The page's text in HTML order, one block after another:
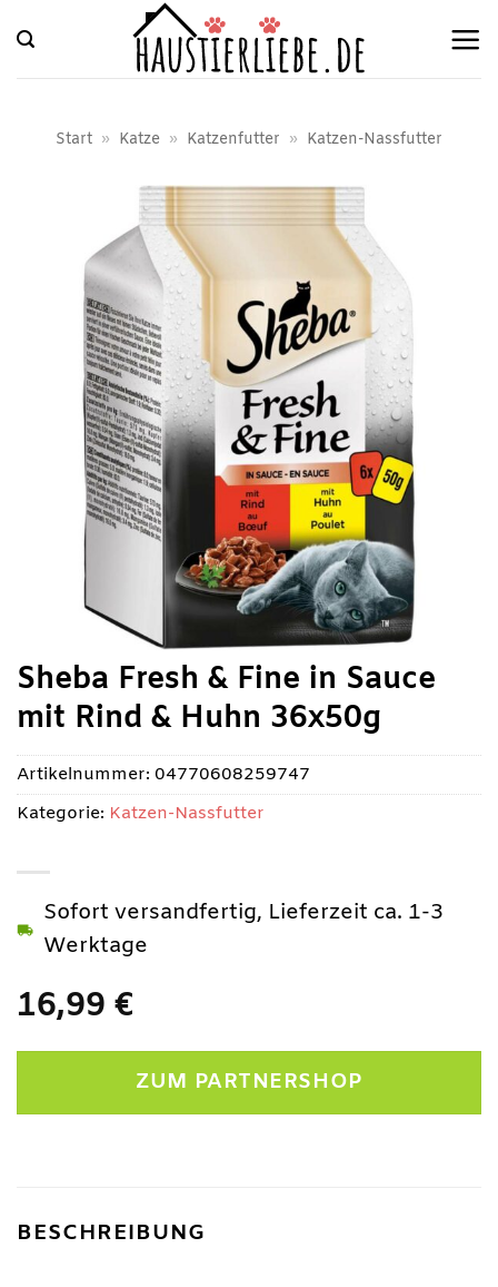
Inhalt
springen
Start » Katze » Katzenfutter » Katzen-Nassfutter
Sheba Fresh & Fine in Sauce
mit Rind & Huhn 36x50g
16,99 €
Sofort versandfertig, Lieferzeit ca. 1-3
Werktage
ZUM PARTNERSHOP
Artikelnummer: 04770608259747
Kategorie: Katzen-Nassfutter
BESCHREIBUNG